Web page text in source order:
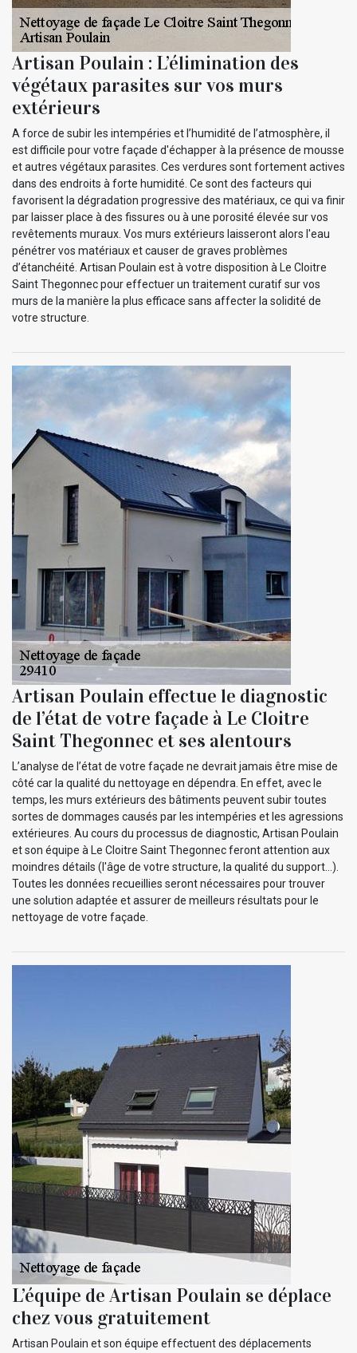
Artisan Poulain : L’élimination des
végétaux parasites sur vos murs
extérieurs
A force de subir les intempéries et l’humidité de l’atmosphère, il
est difficile pour votre façade d'échapper à la présence de mousse
et autres végétaux parasites. Ces verdures sont fortement actives
dans des endroits à forte humidité. Ce sont des facteurs qui
favorisent la dégradation progressive des matériaux, ce qui va finir
par laisser place à des fissures ou à une porosité élevée sur vos
revêtements muraux. Vos murs extérieurs laisseront alors l'eau
pénétrer vos matériaux et causer de graves problèmes
d’étanchéité. Artisan Poulain est à votre disposition à Le Cloitre
Saint Thegonnec pour effectuer un traitement curatif sur vos
murs de la manière la plus efficace sans affecter la solidité de
votre structure.
Artisan Poulain effectue le diagnostic
de l’état de votre façade à Le Cloitre
Saint Thegonnec et ses alentours
L’analyse de l’état de votre façade ne devrait jamais être mise de
côté car la qualité du nettoyage en dépendra. En effet, avec le
temps, les murs extérieurs des bâtiments peuvent subir toutes
sortes de dommages causés par les intempéries et les agressions
extérieures. Au cours du processus de diagnostic, Artisan Poulain
et son équipe à Le Cloitre Saint Thegonnec feront attention aux
moindres détails (l'âge de votre structure, la qualité du support…).
Toutes les données recueillies seront nécessaires pour trouver
une solution adaptée et assurer de meilleurs résultats pour le
nettoyage de votre façade.
L’équipe de Artisan Poulain se déplace
chez vous gratuitement
Artisan Poulain et son équipe effectuent des déplacements